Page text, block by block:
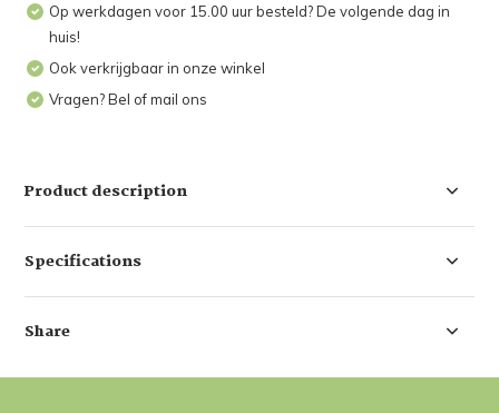
Op werkdagen voor 15.00 uur besteld? De volgende dag in
huis!
Ook verkrijgbaar in onze winkel
Vragen? Bel of mail ons
Product description
Specifications
Share